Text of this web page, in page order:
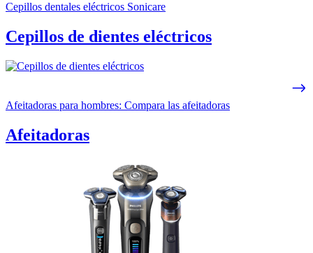
Cepillos dentales eléctricos Sonicare
Cepillos de dientes eléctricos
Afeitadoras para hombres: Compara las afeitadoras
Afeitadoras